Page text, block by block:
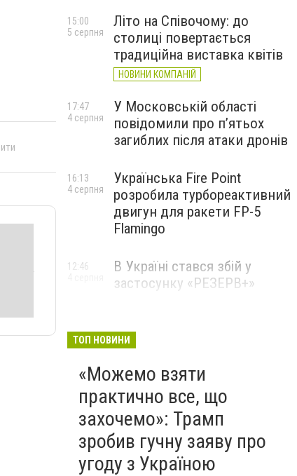
Літо на Співочому: до
столиці повертається
традиційна виставка квітів
НОВИНИ КОМПАНІЙ
15:00
5 серпня
У Московській області
повідомили про п’ятьох
загиблих після атаки дронів
17:47
4 серпня
Українська Fire Point
розробила турбореактивний
двигун для ракети FP-5
Flamingo
16:13
4 серпня
В Україні стався збій у
застосунку «РЕЗЕРВ+»
12:46
ТОП НОВИНИ
«Можемо взяти
практично все, що
захочемо»: Трамп
зробив гучну заяву про
угоду з Україною